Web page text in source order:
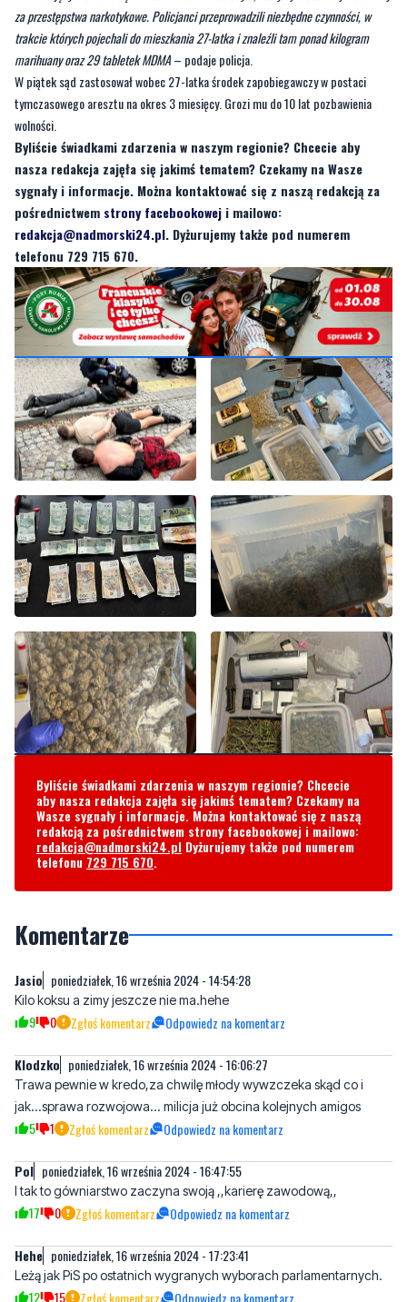
W piątek sąd zastosował wobec 27-latka środek zapobiegawczy w postaci
tymczasowego aresztu na okres 3 miesięcy. Grozi mu do 10 lat pozbawienia
wolności.
Byliście świadkami zdarzenia w naszym regionie? Chcecie aby
nasza redakcja zajęła się jakimś tematem? Czekamy na Wasze
sygnały i informacje. Można kontaktować się z naszą redakcją za
pośrednictwemstrony facebookoweji mailowo:
redakcja@nadmorski24.pl. Dyżurujemy także pod numerem
telefonu 729 715 670.
Byliście świadkami zdarzenia w naszym regionie? Chcecie
aby nasza redakcja zajęła się jakimś tematem? Czekamy na
Wasze sygnały i informacje. Można kontaktować się z naszą
redakcja@nadmorski24.plDyżurujemy także pod numerem
telefonu729 715 670.
Komentarze
Kilo koksu a zimy jeszcze nie ma.hehe
Klodzko poniedziałek, 16 września 2024 - 16:06:27
Trawa pewnie w kredo,za chwilę młody wywzczeka skąd co i
5 1 Zgłoś komentarz Odpowiedz na komentarz
Pol poniedziałek, 16 września 2024 - 16:47:55
I tak to gówniarstwo zaczyna swoją ,,karierę zawodową,,
Hehe poniedziałek, 16 września 2024 - 17:23:41
Leżą jak PiS po ostatnich wygranych wyborach parlamentarnych.
Mieszkaniec Wejherowa wtorek, 17 września 2024 - 09:17:03
Oni mają szansę wyjścia na prostą, choćby niepełnoletni